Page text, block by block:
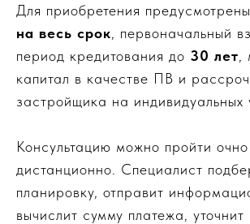
Для приобретения
на весь срок, первоначальный
период кредитования до 30 лет,
капитал в качестве ПВ и
застройщика на индивидуальных
Консультацию можно пройти
дистанционно. Специалист
планировку, отправит
вычислит сумму платежа, уточнит